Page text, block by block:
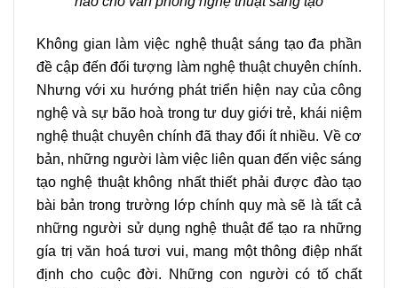
Không gian làm việc nghệ thuật sáng tạo đa phần
đề cập đến đối tượng làm nghệ thuật chuyên chính.
Nhưng với xu hướng phát triển hiện nay của công
nghệ và sự bão hoà trong tư duy giới trẻ, khái niệm
nghệ thuật chuyên chính đã thay đổi ít nhiều. Về cơ
bản, những người làm việc liên quan đến việc sáng
tạo nghệ thuật không nhất thiết phải được đào tạo
bài bản trong trường lớp chính quy mà sẽ là tất cả
những người sử dụng nghệ thuật để tạo ra những
gía trị văn hoá tươi vui, mang một thông điệp nhất
định cho cuộc đời. Những con người có tố chất